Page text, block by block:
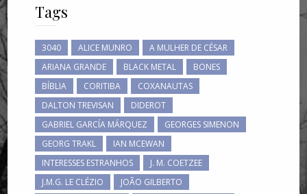
Tags
3040 ALICE MUNRO
A MULHER DE CÉSAR
ARIANA GRANDE
BLACK METAL
BONES
BÍBLIA
CORITIBA
COXANAUTAS
DALTON TREVISAN
DIDEROT
GABRIEL GARCÍA MÁRQUEZ
GEORGES SIMENON
GEORG TRAKL
IAN MCEWAN
INTERESSES ESTRANHOS
J. M. COETZEE
J.M.G. LE CLÉZIO
JOÃO GILBERTO